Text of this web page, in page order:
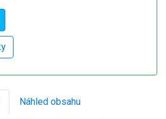
Náhled obsahu